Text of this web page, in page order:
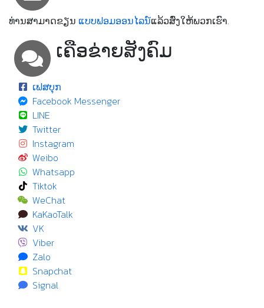
ທ່ານສາມາດຂຽນ ແບບຟອມອອນໄລນ໌ແລ້ວສົ່ງໃຫ້ພວກເຮົາ.
ເຄືອຂ່າຍສັງຄົມ
ເຟສບຸກ
Facebook Messenger
LINE
Twitter
Instagram
Weibo
Whatsapp
Tiktok
WeChat
KaKaoTalk
VK
Viber
Zalo
Snapchat
Signal